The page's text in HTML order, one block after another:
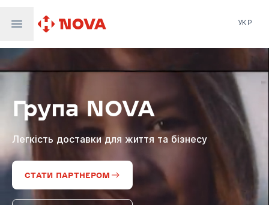
Nova Global
Nova Digital
Supernova Airlines
УКР
Група NOVA
Легкість доставки для життя та бізнесу
СТАТИ ПАРТНЕРОМ